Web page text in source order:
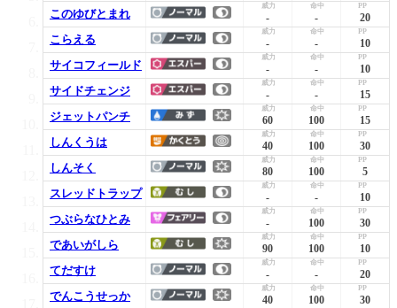
このゆびとまれ - - 20
こらえる - - 10
サイコフィールド - - 10
サイドチェンジ - - 15
ジェットパンチ 60 100 15
しんくうは 40 100 30
しんそく 80 100 5
スレッドトラップ - - 10
つぶらなひとみ - 100 30
であいがしら 90 100 10
てだすけ - - 20
でんこうせっか 40 100 30